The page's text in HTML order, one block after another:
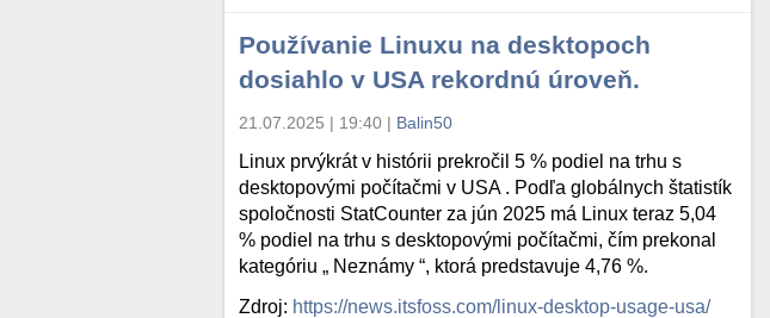
Používanie Linuxu na desktopoch
dosiahlo v USA rekordnú úroveň.
21.07.2025 | 19:40 | Balin50
Linux prvýkrát v histórii prekročil 5 % podiel na trhu s
desktopovými počítačmi v USA . Podľa globálnych štatistík
spoločnosti StatCounter za jún 2025 má Linux teraz 5,04
% podiel na trhu s desktopovými počítačmi, čím prekonal
kategóriu „ Neznámy “, ktorá predstavuje 4,76 %.
Zdroj: https://news.itsfoss.com/linux-desktop-usage-usa/